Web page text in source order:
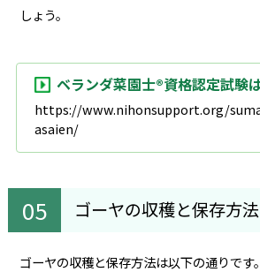
しょう。
ベランダ菜園士®資格認定試験
https://www.nihonsupport.org/
asaien/
ゴーヤの収穫と保存方法
ゴーヤの収穫と保存方法は以下の通りです。